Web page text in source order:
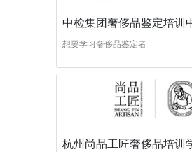
中检集团奢侈品鉴定培训
想要学习奢侈品鉴定者
杭州尚品工匠奢侈品培训